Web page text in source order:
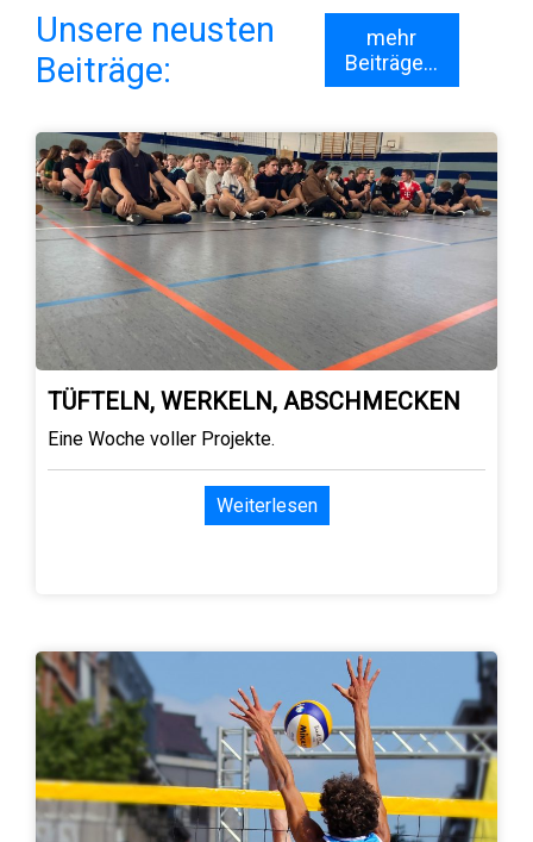
Unsere neusten
Beiträge:
mehr
Beiträge...
TÜFTELN, WERKELN, ABSCHMECKEN
Eine Woche voller Projekte.
Weiterlesen